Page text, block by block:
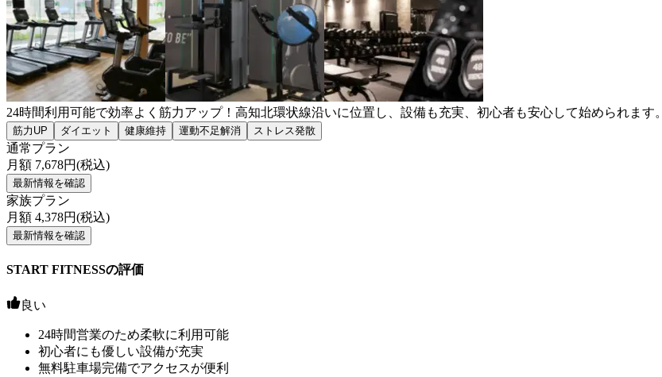
24時間利用可能で効率よく筋力アップ！高知北環状線沿いに位置し、設備も充実、初心者も安心して始められます。
筋力UP ダイエット 健康維持 運動不足解消 ストレス発散
通常プラン
月額 7,678円(税込)
最新情報を確認
家族プラン
月額 4,378円(税込)
最新情報を確認
START FITNESSの評価
良い
24時間営業のため柔軟に利用可能
初心者にも優しい設備が充実
無料駐車場完備でアクセスが便利